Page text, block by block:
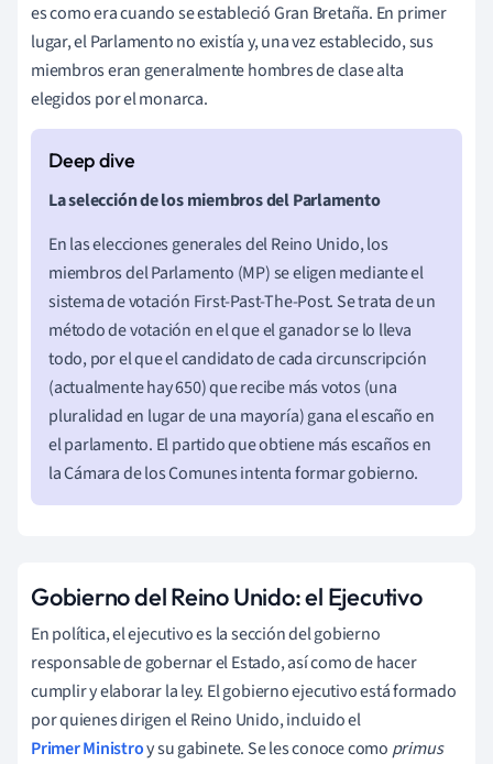
es como era cuando se estableció Gran Bretaña. En primer
lugar, el Parlamento no existía y, una vez establecido, sus
miembros eran generalmente hombres de clase alta
elegidos por el monarca.
La selección de los miembros del Parlamento
En las elecciones generales del Reino Unido,los
miembros del Parlamento (MP) se eligen mediante el
sistema de votación First-Past-The-Post. Se trata de un
método de votación en el que el ganador se lo lleva
todo, por el que el candidato de cada circunscripción
(actualmente hay 650) que recibe más votos (una
pluralidad en lugar de una mayoría) gana el escaño en
el parlamento. El partido que obtiene más escaños en
la Cámara de los Comunes intenta formar gobierno.
Gobierno del Reino Unido: el Ejecutivo
En política, el ejecutivo es la sección del gobierno
responsable de gobernar el Estado, así como de hacer
cumplir y elaborar la ley. El gobierno ejecutivo está formado
por quienes dirigen el Reino Unido, incluido el
Primer Ministroy su gabinete. Se les conoce como primus